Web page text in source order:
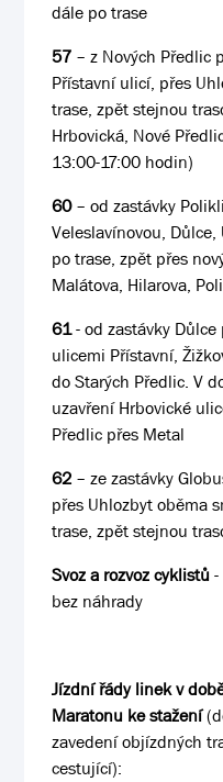
dále po trase
57 – z Nových Předlic
Přístavní ulicí, přes
trase, zpět stejnou
Hrbovická, Nové
13:00-17:00 hodin)
60– od zastávky
Veleslavínovou,
po trase, zpět přes
Malátova, Hilarova,
61- od zastávky Důlce
ulicemi Přístavní,
do Starých Předlic. V
uzavření Hrbovické
Předlic přes Metal
62 – ze zastávky
přes Uhlozbyt oběma
trase, zpět stejnou
Svoz a rozvoz cyklistů
bez náhrady
Jízdní řády linek v
Maratonu ke stažení
zavedení objízdných
cestující):